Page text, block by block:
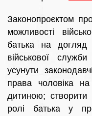
Законопроєктом
можливості
батька на
військової
усунути
права чоловіка
дитиною;
ролі батька у